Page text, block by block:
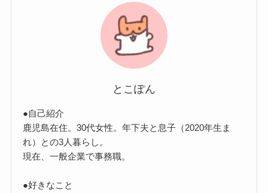
とこぽん
●自己紹介
鹿児島在住。30代女性。年下夫と息子（2020年生ま
れ）との3人暮らし。
現在、一般企業で事務職。
●好きなこと